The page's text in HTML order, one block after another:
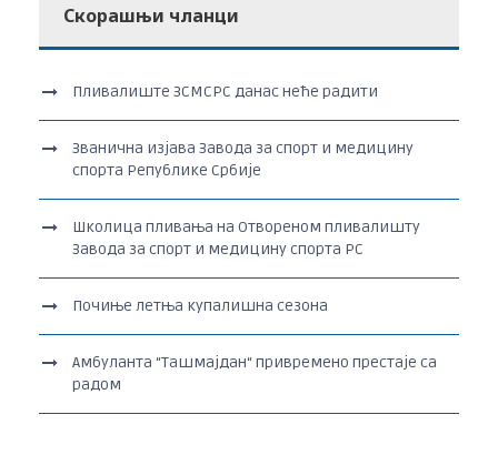
Скорашњи чланци
Пливалиште ЗСМСРС данас неће радити
Званична изјава Завода за спорт и медицину
спорта Републике Србије
Школица пливања на Отвореном пливалишту
Завода за спорт и медицину спорта РС
Почиње летња купалишна сезона
Амбуланта “Ташмајдан“ привремено престаје са
радом